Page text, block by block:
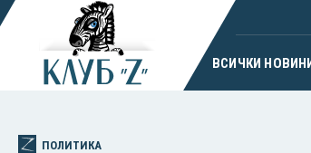
ВСИЧКИ
ПОЛИТИКА